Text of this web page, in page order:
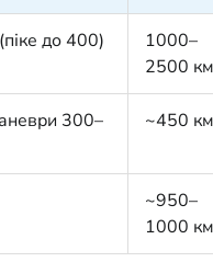
до 400)
1000–
2500 км
300–
~450 км
~950–
1000 км